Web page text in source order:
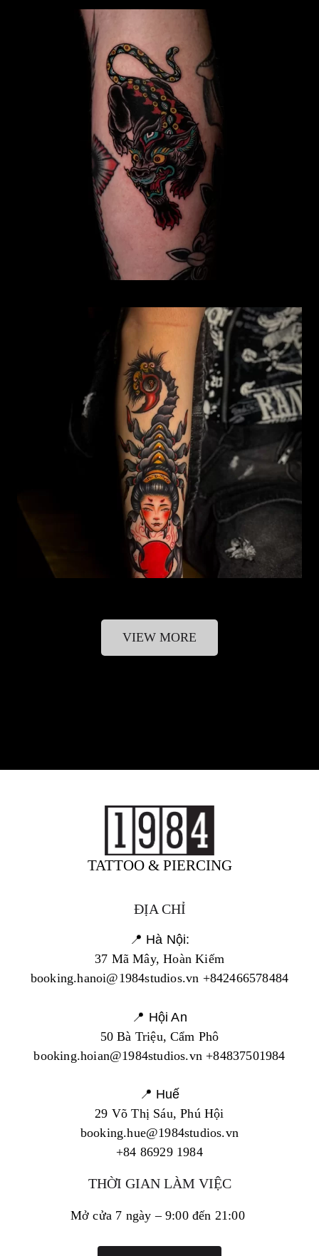
VIEW MORE
TATTOO & PIERCING
ĐỊA CHỈ
📍 Hà Nội:
37 Mã Mây, Hoàn Kiếm
booking.hanoi@1984studios.vn +842466578484
📍 Hội An
50 Bà Triệu, Cẩm Phô
booking.hoian@1984studios.vn +84837501984
📍 Huế
29 Võ Thị Sáu, Phú Hội
booking.hue@1984studios.vn
+84 86929 1984
THỜI GIAN LÀM VIỆC
Mở cửa 7 ngày – 9:00 đến 21:00